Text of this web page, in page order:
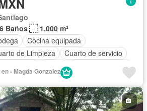
6 Baños
1,000 m²
Cocina equipada
de Limpieza
Cuarto de servicio
Jardín
Vista panorámica
- Magda Gonzalez